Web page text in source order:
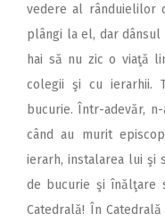
vedere al rânduielilor
plângi la el, dar
hai să nu zic o viaţă
colegii şi cu ierarhii.
bucurie. Într-adevăr,
când au murit
ierarh, instalarea lui şi
de bucurie şi înălţare
Catedrală! În